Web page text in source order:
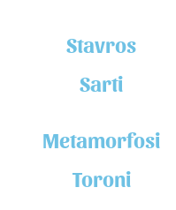
Stavros
Sarti
Metamorfosi
Toroni